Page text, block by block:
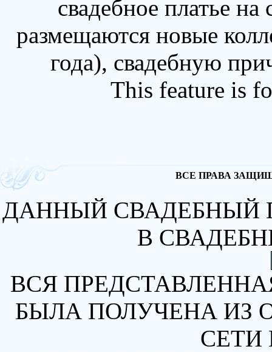
свадебное платье
размещаются новые
года), свадебную
This feature is
ВСЕ ПРАВА
ДАННЫЙ СВАДЕБНЫЙ
В
ВСЯ
БЫЛА ПОЛУЧЕНА ИЗ
СЕТИ